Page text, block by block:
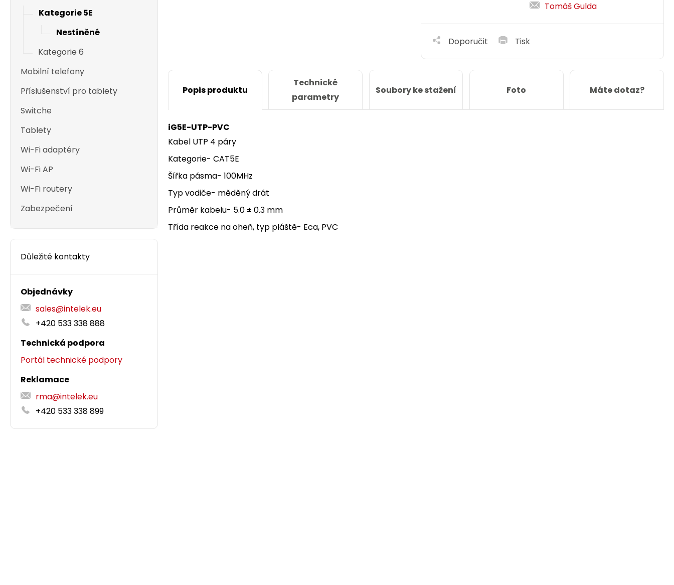
Kategorie 5E
Nestíněné
Kategorie 6
Mobilní telefony
Příslušenství pro tablety
Switche
Tablety
Wi-Fi adaptéry
Wi-Fi AP
Wi-Fi routery
Zabezpečení
Důležité kontakty
Objednávky
sales@intelek.eu
+420 533 338 888
Technická podpora
Portál technické podpory
Reklamace
rma@intelek.eu
+420 533 338 899
Tomáš Gulda
Doporučit Tisk
Popis produktu
Technické
parametry
Soubory ke stažení Foto Máte dotaz?
iG5E-UTP-PVC
Kabel UTP 4 páry
Kategorie- CAT5E
Šířka pásma- 100MHz
Typ vodiče- měděný drát
Průměr kabelu- 5.0 ± 0.3 mm
Třída reakce na oheň, typ pláště- Eca, PVC